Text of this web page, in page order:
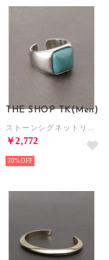
THE SHOP TK(Men)
￥2,772
30%